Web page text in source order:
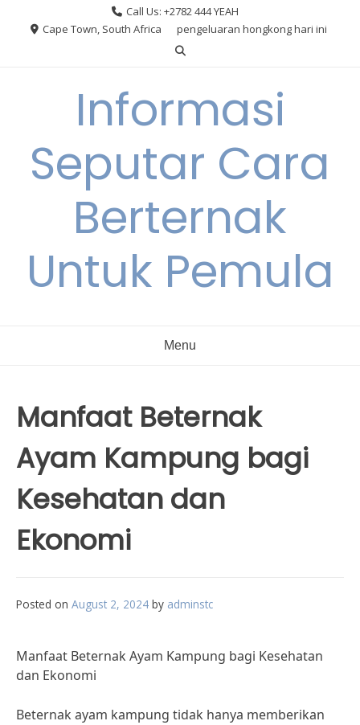
Call Us: +2782 444 YEAH
Cape Town, South Africa
pengeluaran hongkong hari ini
Informasi
Seputar Cara
Berternak
Untuk Pemula
Menu
Manfaat Beternak
Ayam Kampung bagi
Kesehatan dan
Ekonomi
Posted on August 2, 2024 by adminstc
Manfaat Beternak Ayam Kampung bagi Kesehatan
dan Ekonomi
Beternak ayam kampung tidak hanya memberikan